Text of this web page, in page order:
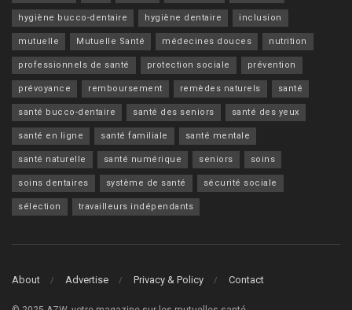
hygiène bucco-dentaire hygiène dentaire inclusion
mutuelle Mutuelle Santé médecines douces nutrition
professionnels de santé protection sociale prévention
prévoyance remboursement remèdes naturels santé
santé bucco-dentaire santé des seniors santé des yeux
santé en ligne santé familiale santé mentale
santé naturelle santé numérique seniors soins
soins dentaires système de santé sécurité sociale
sélection travailleurs indépendants
About Advertise Privacy & Policy Contact